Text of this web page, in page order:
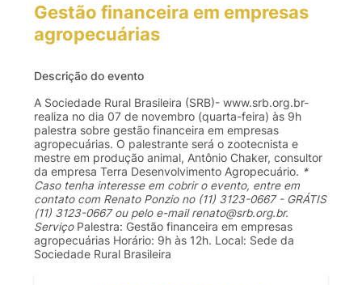
Gestão financeira em empresas
agropecuárias
Descrição do evento
A Sociedade Rural Brasileira (SRB)- www.srb.org.br-
realiza no dia 07 de novembro (quarta-feira) às 9h
palestra sobre gestão financeira em empresas
agropecuárias. O palestrante será o zootecnista e
mestre em produção animal, Antônio Chaker, consultor
da empresa Terra Desenvolvimento Agropecuário. *
Caso tenha interesse em cobrir o evento, entre em
contato com Renato Ponzio no (11) 3123-0667 - GRÁTIS
(11) 3123-0667 ou pelo e-mailrenato@srb.org.br.
ServiçoPalestra: Gestão financeira em empresas
agropecuárias Horário: 9h às 12h. Local: Sede da
Sociedade Rural Brasileira